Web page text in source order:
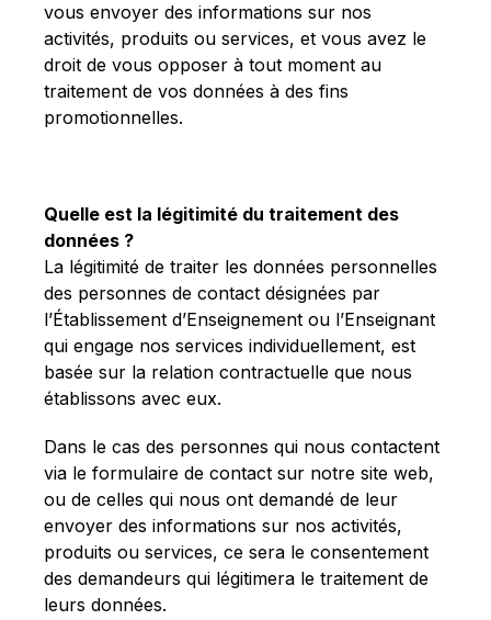
vous envoyer des informations sur nos
activités, produits ou services, et vous avez le
droit de vous opposer à tout moment au
traitement de vos données à des fins
promotionnelles.
Quelle est la légitimité du traitement des
données ?
La légitimité de traiter les données personnelles
des personnes de contact désignées par
l’Établissement d’Enseignement ou l’Enseignant
qui engage nos services individuellement, est
basée sur la relation contractuelle que nous
établissons avec eux.
Dans le cas des personnes qui nous contactent
via le formulaire de contact sur notre site web,
ou de celles qui nous ont demandé de leur
envoyer des informations sur nos activités,
produits ou services, ce sera le consentement
des demandeurs qui légitimera le traitement de
leurs données.